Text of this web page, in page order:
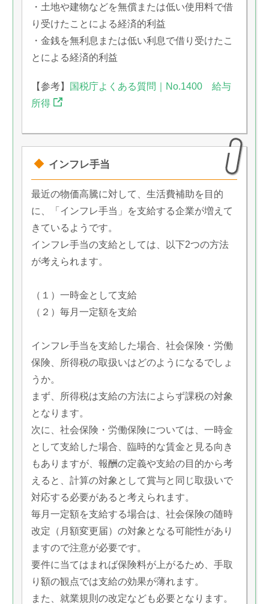
・土地や建物などを無償または低い使用料で借
り受けたことによる経済的利益
・金銭を無利息または低い利息で借り受けたこ
とによる経済的利益
【参考】
国税庁よくある質問｜No.1400 給与
所得
インフレ手当
最近の物価高騰に対して、生活費補助を目的
に、「インフレ手当」を支給する企業が増えて
きているようです。
インフレ手当の支給としては、以下2つの方法
が考えられます。
（１）一時金として支給
（２）毎月一定額を支給
インフレ手当を支給した場合、社会保険・労働
保険、所得税の取扱いはどのようになるでしょ
うか。
まず、所得税は支給の方法によらず課税の対象
となります。
次に、社会保険・労働保険については、一時金
として支給した場合、臨時的な賃金と見る向き
もありますが、報酬の定義や支給の目的から考
えると、計算の対象として賞与と同じ取扱いで
対応する必要があると考えられます。
毎月一定額を支給する場合は、社会保険の随時
改定（月額変更届）の対象となる可能性があり
ますので注意が必要です。
要件に当てはまれば保険料が上がるため、手取
り額の観点では支給の効果が薄れます。
また、就業規則の改定なども必要となります。